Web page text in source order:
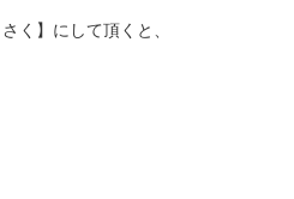
く】にして頂くと、